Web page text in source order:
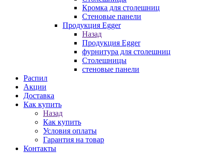
Кромка для столешниц
Стеновые панели
Продукция Egger
Назад
Продукция Egger
фурнитура для столешниц
Столешницы
стеновые панели
Распил
Акции
Доставка
Как купить
Назад
Как купить
Условия оплаты
Гарантия на товар
Контакты